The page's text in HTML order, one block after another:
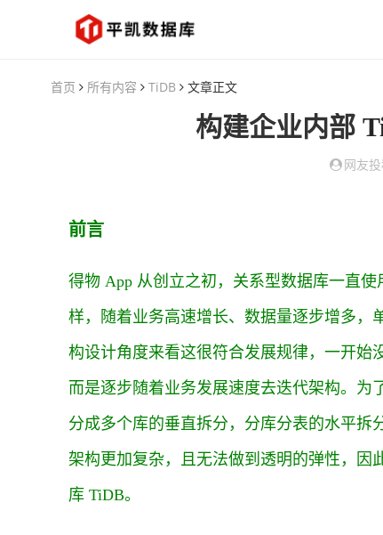
首页 所有内容 TiDB 文章正文
构建企业内部
网友
前言
得物 App 从创立之初，关系型数据库一直
样，随着业务高速增长、数据量逐步增多，
构设计角度来看这很符合发展规律，一开始
而是逐步随着业务发展速度去迭代架构。
分成多个库的垂直拆分，分库分表的水平拆
架构更加复杂，且无法做到透明的弹性，因
库 TiDB。